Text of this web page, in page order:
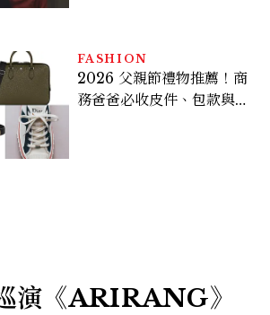
FASHION
2026 父親節禮物推薦！商
務爸爸必收皮件、包款與鞋
演《ARIRANG》